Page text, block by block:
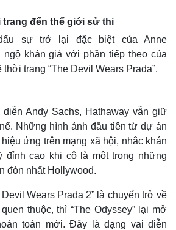
đến thế giới sử thi
sự trở lại đặc biệt của Anne
ngộ khán giả với phần tiếp theo của
trang “The Devil Wears Prada”.
Andy Sachs, Hathaway vẫn giữ
Những hình ảnh đầu tiên từ dự án
ứng trên mạng xã hội, nhắc khán
đỉnh cao khi cô là một trong những
đón nhất Hollywood.
Wears Prada 2” là chuyến trở về
thuộc, thì “The Odyssey” lại mở
toàn mới. Đây là dạng vai diễn